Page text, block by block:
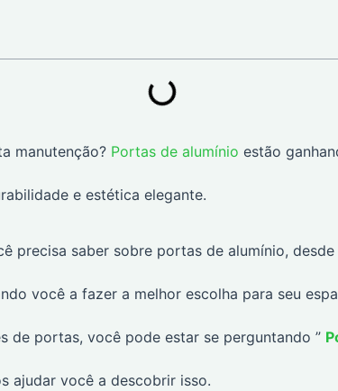
manutenção? Portas de alumínio estão
e estética elegante.
precisa saber sobre portas de alumínio,
você a fazer a melhor escolha para seu
de portas, você pode estar se perguntando ”
ajudar você a descobrir isso.